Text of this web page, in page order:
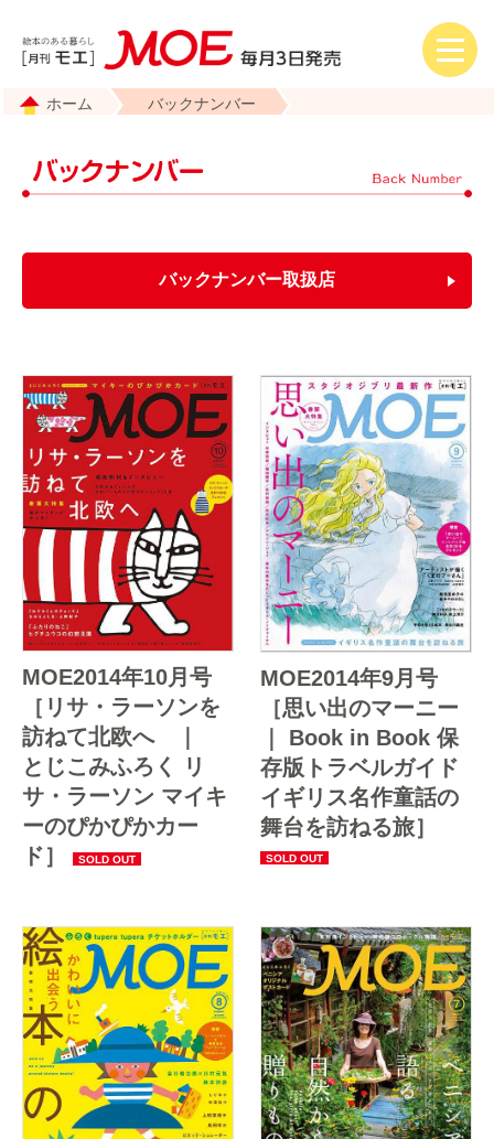
ホーム バックナンバー
バックナンバー取扱店
MOE2014年10月号
［リサ・ラーソンを
訪ねて北欧へ ｜
とじこみふろく リ
サ・ラーソン マイキ
ーのぴかぴかカー
ド］
MOE2014年9月号
［思い出のマーニー
｜ Book in Book 保
存版トラベルガイド
イギリス名作童話の
舞台を訪ねる旅］